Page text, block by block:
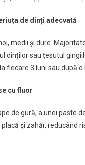
de dinți adecvată
medii și dure.
dinților sau țesutul
fiecare 3 luni sau după
cu fluor
de gură, a unei paste
și zahăr, reducând